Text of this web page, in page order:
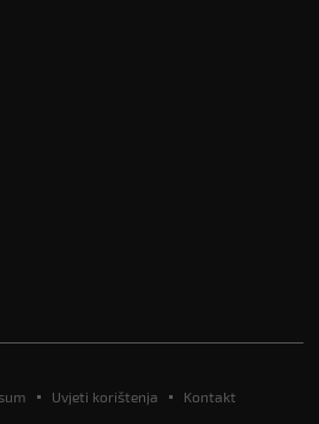
Uvjeti korištenja Kontakt